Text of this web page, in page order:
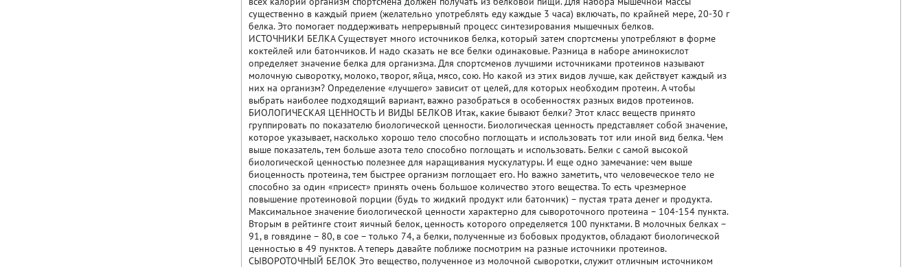
существенно в каждый прием (желательно употреблять еду каждые 3 часа) включать, по крайней мере, 20-30 г
белка. Это помогает поддерживать непрерывный процесс синтезирования мышечных белков.
ИСТОЧНИКИ БЕЛКА Существует много источников белка, который затем спортсмены употребляют в форме
коктейлей или батончиков. И надо сказать не все белки одинаковые. Разница в наборе аминокислот
определяет значение белка для организма. Для спортсменов лучшими источниками протеинов называют
молочную сыворотку, молоко, творог, яйца, мясо, сою. Но какой из этих видов лучше, как действует каждый из
них на организм? Определение «лучшего» зависит от целей, для которых необходим протеин. А чтобы
выбрать наиболее подходящий вариант, важно разобраться в особенностях разных видов протеинов.
БИОЛОГИЧЕСКАЯ ЦЕННОСТЬ И ВИДЫ БЕЛКОВ Итак, какие бывают белки? Этот класс веществ принято
группировать по показателю биологической ценности. Биологическая ценность представляет собой значение,
которое указывает, насколько хорошо тело способно поглощать и использовать тот или иной вид белка. Чем
выше показатель, тем больше азота тело способно поглощать и использовать. Белки с самой высокой
биологической ценностью полезнее для наращивания мускулатуры. И еще одно замечание: чем выше
биоценность протеина, тем быстрее организм поглощает его. Но важно заметить, что человеческое тело не
способно за один «присест» принять очень большое количество этого вещества. То есть чрезмерное
повышение протеиновой порции (будь то жидкий продукт или батончик) – пустая трата денег и продукта.
Максимальное значение биологической ценности характерно для сывороточного протеина – 104-154 пункта.
Вторым в рейтинге стоит яичный белок, ценность которого определяется 100 пунктами. В молочных белках –
91, в говядине – 80, в сое – только 74, а белки, полученные из бобовых продуктов, обладают биологической
ценностью в 49 пунктов. А теперь давайте поближе посмотрим на разные источники протеинов.
СЫВОРОТОЧНЫЙ БЕЛОК Это вещество, полученное из молочной сыворотки, служит отличным источником